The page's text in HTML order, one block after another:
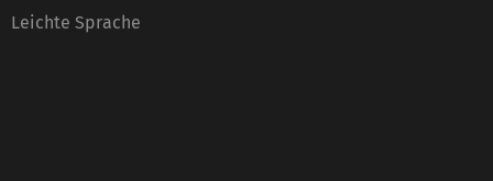
Leichte Sprache